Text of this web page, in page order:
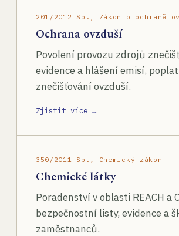
201/2012 Sb., Zákon o ochraně
Ochrana ovzduší
Povolení provozu zdrojů
evidence a hlášení emisí,
znečišťování ovzduší.
Zjistit více →
350/2011 Sb., Chemický zákon
Chemické látky
Poradenství v oblasti REACH a
bezpečnostní listy, evidence a
zaměstnanců.